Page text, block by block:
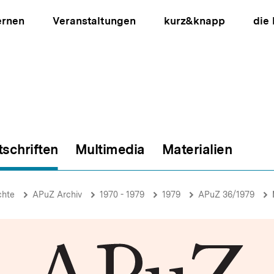
Veranstaltungen kurz&knapp die
Multimedia Materialien
APuZ Archiv 1970 - 1979 1979 APuZ 36/1979